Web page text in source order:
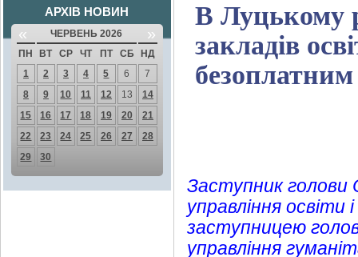
АРХІВ НОВИН
« ЧЕРВЕНЬ 2026 »
ПН ВТ СР ЧТ ПТ СБ
НД
1
2 3 4 5 6
7
8
9 10 11 12 13
14
15
16 17 18 19 20
21
22
23 24 25 26 27
28
29
30
В Луцькому
закладів
Заступник голови
управління
заступницею
управління